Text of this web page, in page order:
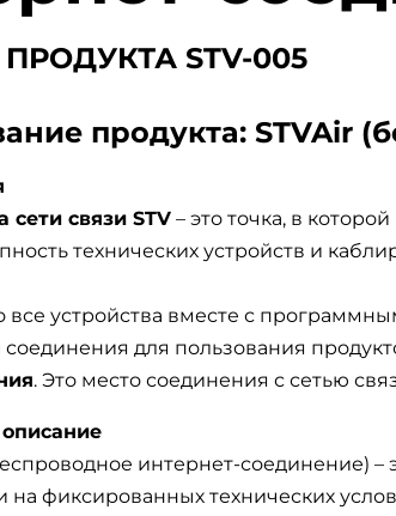
STV-005
продукта: STVAir
сети связи STV – это точка, в
технических устройств и
все устройства вместе с
соединения для пользования
. Это место соединения с сетью
описание
интернет-соединение)
на фиксированных технических